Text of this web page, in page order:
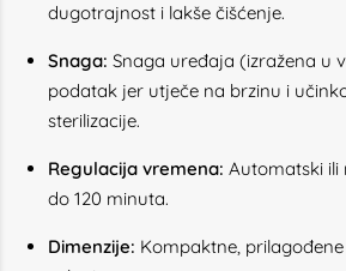
dugotrajnost i lakše čišćenje.
Snaga: Snaga uređaja (izražena u
podatak jer utječe na brzinu i
sterilizacije.
Regulacija vremena: Automatski ili
do 120 minuta.
Dimenzije: Kompaktne,